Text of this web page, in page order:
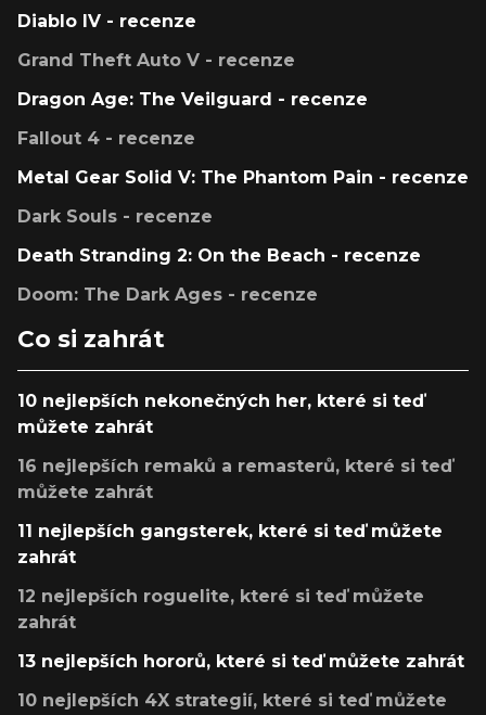
Diablo IV - recenze
Grand Theft Auto V - recenze
Dragon Age: The Veilguard - recenze
Fallout 4 - recenze
Metal Gear Solid V: The Phantom Pain - recenze
Dark Souls - recenze
Death Stranding 2: On the Beach - recenze
Doom: The Dark Ages - recenze
Co si zahrát
10 nejlepších nekonečných her, které si teď
můžete zahrát
16 nejlepších remaků a remasterů, které si teď
můžete zahrát
11 nejlepších gangsterek, které si teď můžete
zahrát
12 nejlepších roguelite, které si teď můžete
zahrát
13 nejlepších hororů, které si teď můžete zahrát
10 nejlepších 4X strategií, které si teď můžete